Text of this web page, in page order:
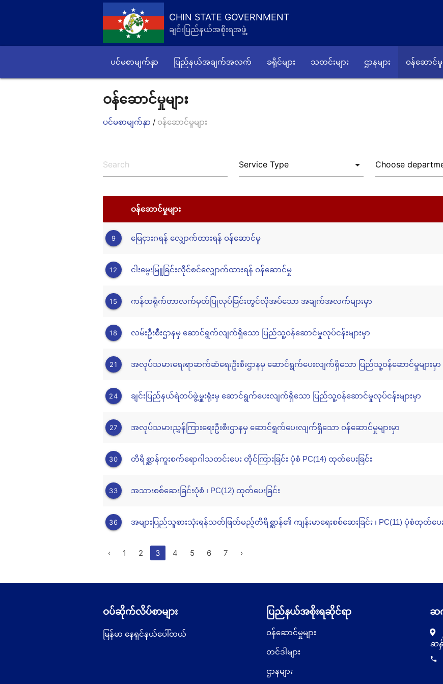
CHIN STATE GOVERNMENT
ချင်းပြည်နယ်အစိုးရအဖွဲ့
ပင်မစာမျက်နှာ ပြည်နယ်အချက်အလက် ခရိုင်များ သတင်းများ ဌာနများ ဝန်ဆောင်မှု
ဝန်ဆောင်မှုများ
ပင်မစာမျက်နှာ / ဝန်ဆောင်မှုများ
ဝန်ဆောင်မှုများ
9 မြေငှားဂရန် လျှောက်ထားရန် ဝန်ဆောင်မှု
12 ငါးမွေးမြူခြင်းလိုင်စင်လျှောက်ထားရန် ဝန်ဆောင်မှု
15 ကန်ထရိုက်တာလက်မှတ်ပြုလုပ်ခြင်းတွင်လိုအပ်သော အချက်အလက်များမှာ
18 လမ်းဦးစီးဌာနမှ ဆောင်ရွက်လျက်ရှိသော ပြည်သူ့ဝန်ဆောင်မှုလုပ်ငန်းများမှာ
21 အလုပ်သမားရေးရာဆက်ဆံရေးဦးစီးဌာနမှ ဆောင်ရွက်ပေးလျက်ရှိသော ပြည်သူ့ဝန်ဆောင်မှုများမှာ
24 ချင်းပြည်နယ်ရဲတပ်ဖွဲ့မှူးရုံးမှ ဆောင်ရွက်ပေးလျက်ရှိသော ပြည်သူ့ဝန်ဆောင်မှုလုပ်ငန်းများမှာ
27 အလုပ်သမားညွှန်ကြားရေးဦးစီးဌာနမှ ဆောင်ရွက်ပေးလျက်ရှိသော ဝန်ဆောင်မှုများမှာ
30 တိရိစ္ဆာန်ကူးစက်ရောဂါသတင်းပေး တိုင်ကြားခြင်း ပုံစံ PC(14) ထုတ်ပေးခြင်း
33 အသားစစ်ဆေးခြင်းပုံစံ ၊ PC(12) ထုတ်ပေးခြင်း
36 အများပြည်သူစားသုံးရန်သတ်ဖြတ်မည့်တိရိစ္ဆာန်၏ ကျန်းမာရေးစစ်ဆေးခြင်း ၊ PC(11) ပုံစံထုတ်ပေး
‹ 1 2 3 4 5 6 7 ›
ဝပ်ဆိုက်လိပ်စာများ
မြန်မာ နေရှင်နယ်ပေါ်တယ်
ပြည်နယ်အစိုးရဆိုင်ရာ
ဝန်ဆောင်မှုများ
တင်ဒါများ
ဌာနများ
ဆ
ဆန်
local_phone